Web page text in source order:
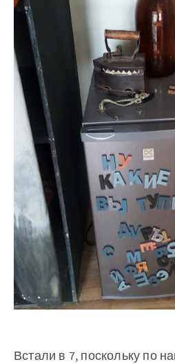
Встали в 7, поскольку по